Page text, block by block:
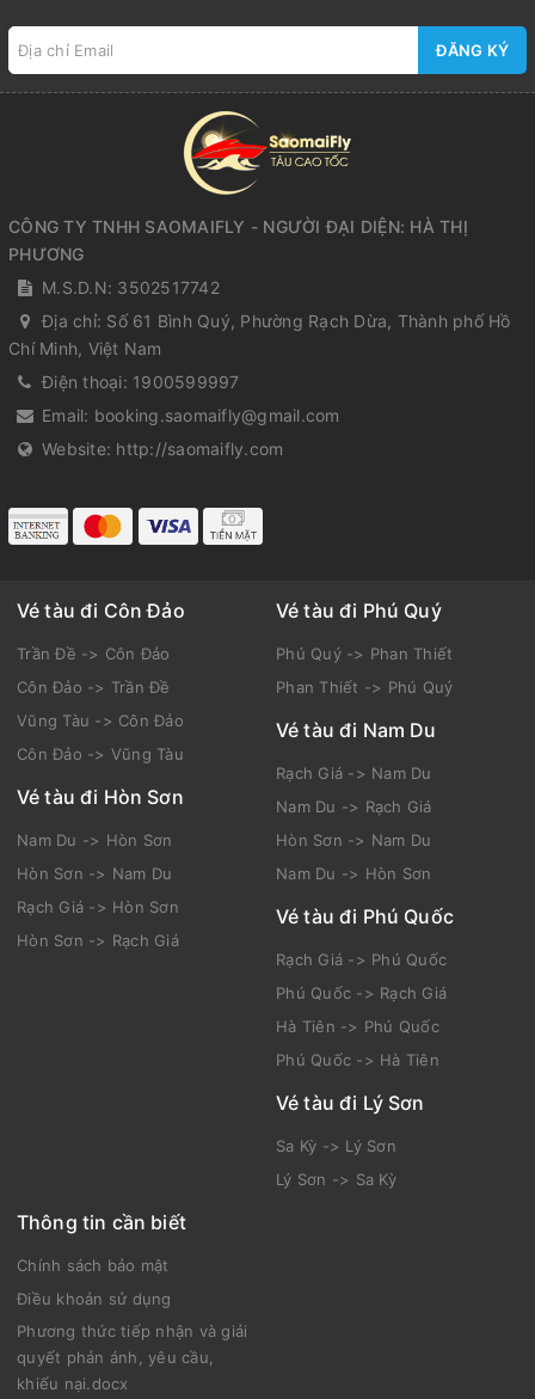
ĐĂNG KÝ
CÔNG TY TNHH SAOMAIFLY - NGƯỜI ĐẠI DIỆN: HÀ THỊ
PHƯƠNG
M.S.D.N: 3502517742
Địa chỉ: Số 61 Bình Quý, Phường Rạch Dừa, Thành phố Hồ
Chí Minh, Việt Nam
Điện thoại: 1900599997
Email: booking.saomaifly@gmail.com
Website: http://saomaifly.com
Vé tàu đi Côn Đảo
Trần Đề -> Côn Đảo
Côn Đảo -> Trần Đề
Vũng Tàu -> Côn Đảo
Côn Đảo -> Vũng Tàu
Vé tàu đi Hòn Sơn
Nam Du -> Hòn Sơn
Hòn Sơn -> Nam Du
Rạch Giá -> Hòn Sơn
Hòn Sơn -> Rạch Giá
Vé tàu đi Phú Quý
Phú Quý -> Phan Thiết
Phan Thiết -> Phú Quý
Vé tàu đi Nam Du
Rạch Giá -> Nam Du
Nam Du -> Rạch Giá
Hòn Sơn -> Nam Du
Nam Du -> Hòn Sơn
Vé tàu đi Phú Quốc
Rạch Giá -> Phú Quốc
Phú Quốc -> Rạch Giá
Hà Tiên -> Phú Quốc
Phú Quốc -> Hà Tiên
Vé tàu đi Lý Sơn
Sa Kỳ -> Lý Sơn
Lý Sơn -> Sa Kỳ
Thông tin cần biết
Chính sách bảo mật
Điều khoản sử dụng
Phương thức tiếp nhận và giải
quyết phản ánh, yêu cầu,
khiếu nại.docx